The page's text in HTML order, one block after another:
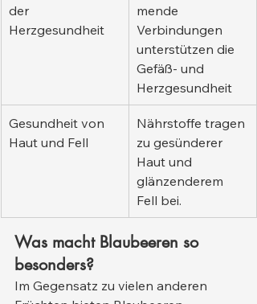
der
Herzgesundheit
mende
Verbindungen
unterstützen die
Gefäß- und
Herzgesundheit
Gesundheit von
Haut und Fell
Nährstoffe tragen
zu gesünderer
Haut und
glänzenderem
Fell bei.
Was macht Blaubeeren so
besonders?
Im Gegensatz zu vielen anderen